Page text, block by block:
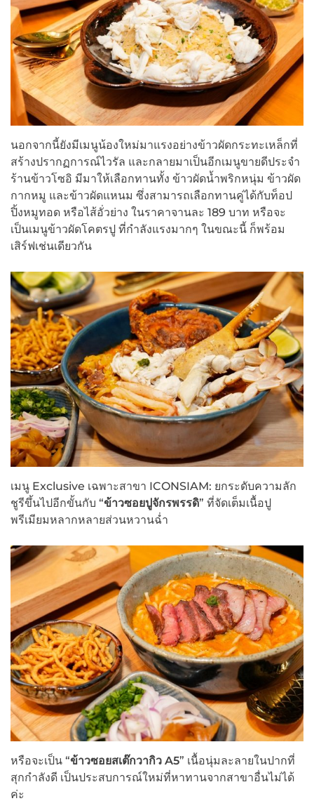
นอกจากนี้ยังมีเมนูน้องใหม่มาแรงอย่างข้าวผัดกระทะเหล็กที่
สร้างปรากฏการณ์ไวรัล และกลายมาเป็นอีกเมนูขายดีประจำ
ร้านข้าวโซอิ มีมาให้เลือกทานทั้ง ข้าวผัดน้ำพริกหนุ่ม ข้าวผัด
กากหมู และข้าวผัดแหนม ซึ่งสามารถเลือกทานคู่ได้กับท็อป
ปิ้งหมูทอด หรือไส้อั่วย่าง ในราคาจานละ 189 บาท หรือจะ
เป็นเมนูข้าวผัดโคตรปู ที่กำลังแรงมากๆ ในขณะนี้ ก็พร้อม
เสิร์ฟเช่นเดียวกัน
เมนู Exclusive เฉพาะสาขา ICONSIAM: ยกระดับความลัก
ชูรีขึ้นไปอีกขั้นกับ “ข้าวซอยปูจักรพรรดิ” ที่จัดเต็มเนื้อปู
พรีเมียมหลากหลายส่วนหวานฉ่ำ
หรือจะเป็น “ข้าวซอยสเต๊กวากิว A5” เนื้อนุ่มละลายในปากที่
สุกกำลังดี เป็นประสบการณ์ใหม่ที่หาทานจากสาขาอื่นไม่ได้
ค่ะ